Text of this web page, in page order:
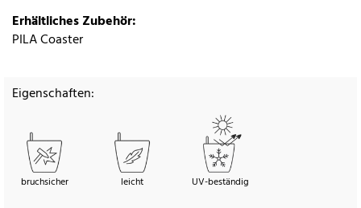
Erhältliches Zubehör:
PILA Coaster
Eigenschaften:
bruchsicher leicht UV-beständig